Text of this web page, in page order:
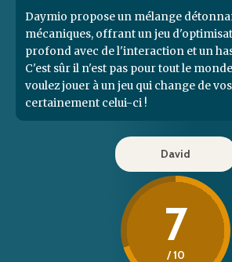
Daymio propose un mélange
mécaniques, offrant un jeu
profond avec de l'interaction et un
C'est sûr il n'est pas pour tout le
voulez jouer à un jeu qui change de
certainement celui-ci !
David
7
/ 10